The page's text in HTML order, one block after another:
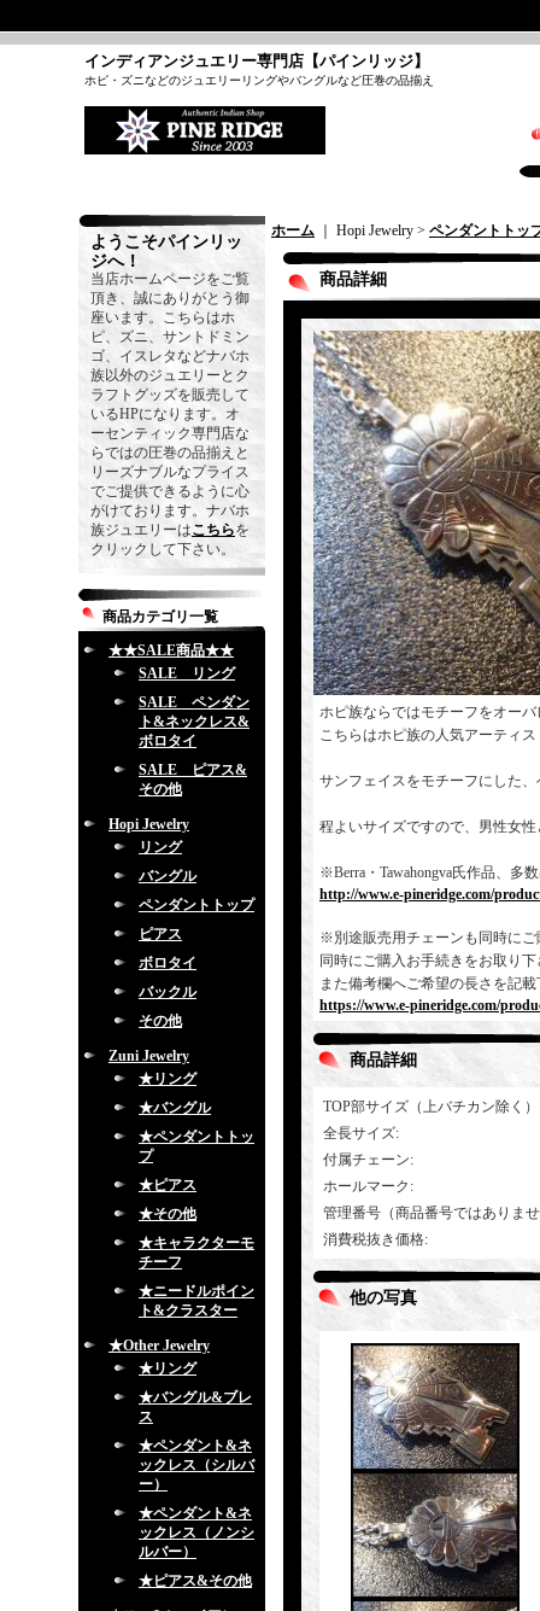
インディアンジュエリー専門店【パインリッジ】
ホピ・ズニなどのジュエリーリングやバングルなど圧巻の品揃え
ようこそパインリッ
ジへ！
当店ホームページをご覧
頂き、誠にありがとう御
座います。こちらはホ
ピ、ズニ、サントドミン
ゴ、イスレタなどナバホ
族以外のジュエリーとク
ラフトグッズを販売して
いるHPになります。オ
ーセンティック専門店な
らではの圧巻の品揃えと
リーズナブルなプライス
でご提供できるように心
がけております。ナバホ
族ジュエリーはこちらを
クリックして下さい。
商品カテゴリ一覧
★★SALE商品★★
SALE リング
SALE ペンダン
ト&ネックレス&
ボロタイ
SALE ピアス&
その他
Hopi Jewelry
リング
バングル
ペンダントトップ
ピアス
ボロタイ
バックル
その他
Zuni Jewelry
★リング
★バングル
★ペンダントトッ
プ
★ピアス
★その他
★キャラクターモ
チーフ
★ニードルポイン
ト&クラスター
★Other Jewelry
★リング
★バングル&ブレ
ス
★ペンダント&ネ
ックレス（シルバ
ー）
★ペンダント&ネ
ックレス（ノンシ
ルバー）
★ピアス&その他
ホーム ｜ Hopi Jewelry > ペンダントトッ
商品詳細
ホピ族ならではモチーフをオー
こちらはホピ族の人気アーティ
サンフェイスをモチーフにした
程よいサイズですので、男性女
※Berra・Tawahongva氏作品、多
http://www.e-pineridge.com/
※別途販売用チェーンも同時に
同時にご購入お手続きをお取り
また備考欄へご希望の長さを記
https://www.e-pineridge.com/
商品詳細
TOP部サイズ（上バチカン除く）
全長サイズ:
付属チェーン:
ホールマーク :
管理番号（商品番号ではありま
消費税抜き価格:
他の写真